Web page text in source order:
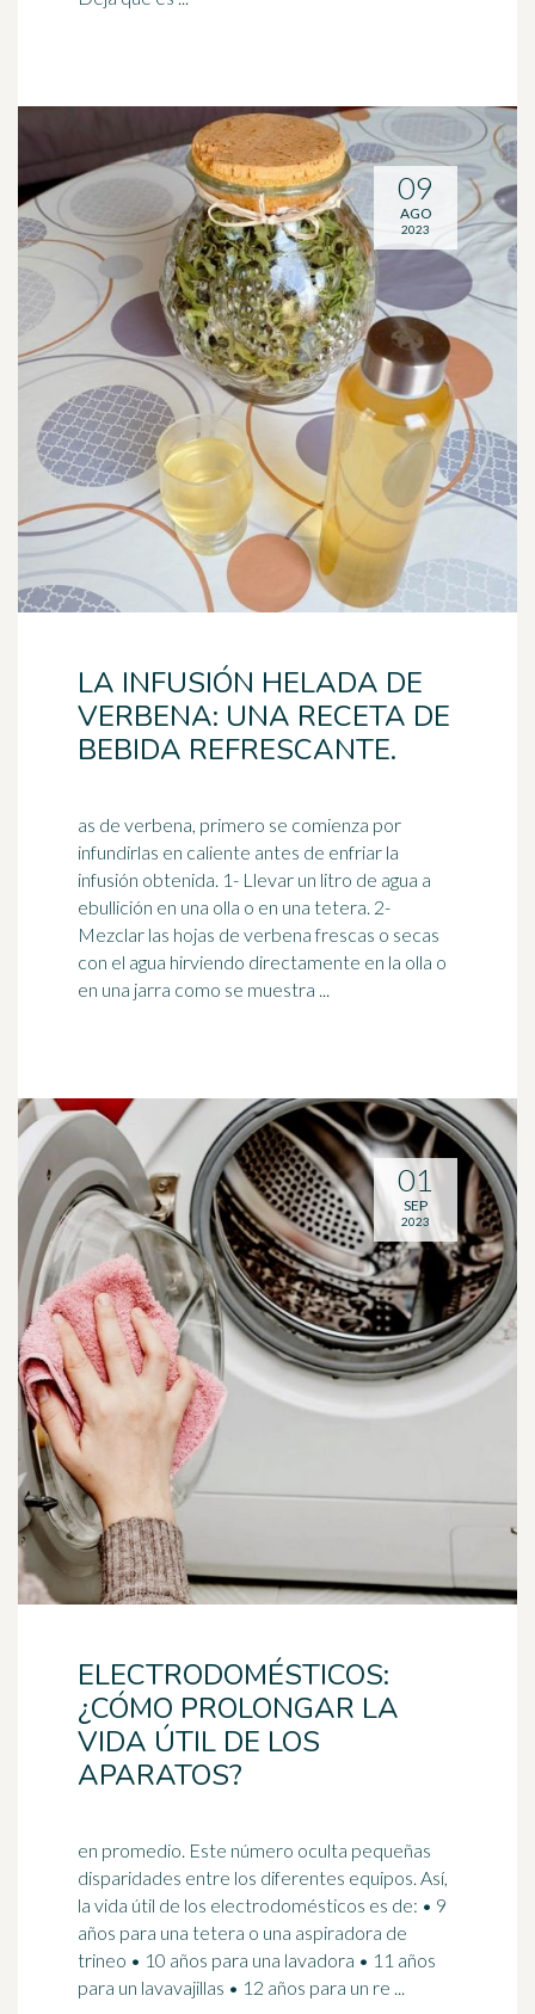
LA INFUSIÓN HELADA DE
VERBENA: UNA RECETA DE
BEBIDA REFRESCANTE.
as de verbena, primero se comienza por
infundirlas en caliente antes de enfriar la
infusión obtenida. 1- Llevar un litro de agua a
ebullición en una olla o en una tetera. 2-
Mezclar las hojas de verbena frescas o secas
con el agua hirviendo directamente en la olla o
en una jarra como se muestra ...
09
AGO
2023
ELECTRODOMÉSTICOS:
¿CÓMO PROLONGAR LA
VIDA ÚTIL DE LOS
APARATOS?
en promedio. Este número oculta pequeñas
disparidades entre los diferentes equipos. Así,
la vida útil de los electrodomésticos es de: • 9
años para una tetera o una aspiradora de
trineo • 10 años para una lavadora • 11 años
para un lavavajillas • 12 años para un re ...
01
SEP
2023